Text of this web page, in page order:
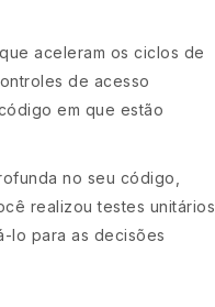
aceleram os ciclos de
de acesso
em que estão
no seu código,
realizou testes unitários
lo para as decisões